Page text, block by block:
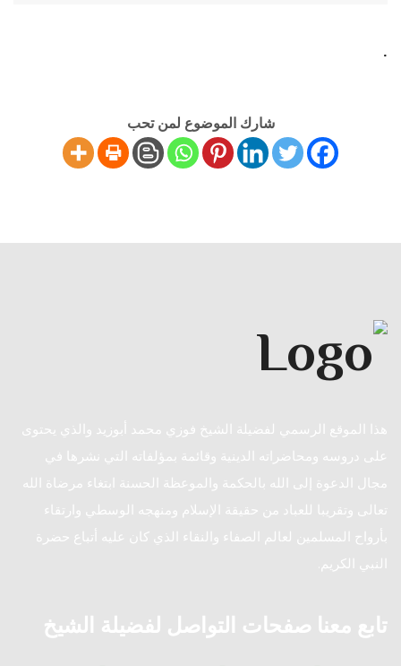
.
شارك الموضوع لمن تحب
هذا الموقع الرسمي لفضيلة الشيخ فوزي محمد أبوزيد والذي يحتوى
على دروسه ومحاضراته الدينية وقائمة بمؤلفاته التي نشرها في
مجال الدعوة إلى الله بالحكمة والموعظة الحسنة ابتغاء مرضاة الله
تعالى وتقريبا للعباد من حقيقة الإسلام ومنهجه الوسطي وارتقاء
بأرواح المسلمين لعالم الصفاء والنقاء الذي كان عليه أتباع حضرة
النبي الكريم.
تابع معنا صفحات التواصل لفضيلة الشيخ